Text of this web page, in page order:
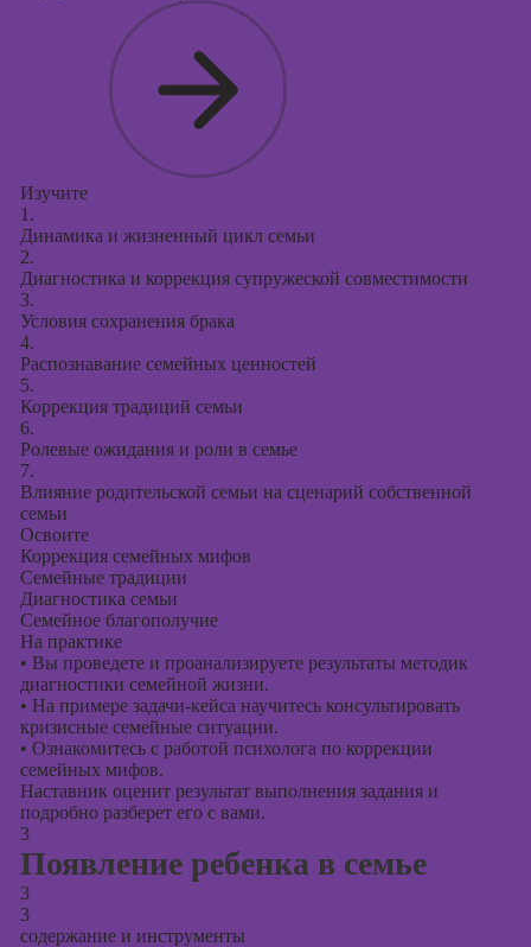
Изучите
1.
Динамика и жизненный цикл семьи
2.
Диагностика и коррекция супружеской совместимости
3.
Условия сохранения брака
4.
Распознавание семейных ценностей
5.
Коррекция традиций семьи
6.
Ролевые ожидания и роли в семье
7.
Влияние родительской семьи на сценарий собственной
семьи
Освоите
Коррекция семейных мифов
Семейные традиции
Диагностика семьи
Семейное благополучие
На практике
• Вы проведете и проанализируете результаты методик
диагностики семейной жизни.
• На примере задачи-кейса научитесь консультировать
кризисные семейные ситуации.
• Ознакомитесь с работой психолога по коррекции
семейных мифов.
Наставник оценит результат выполнения задания и
подробно разберет его с вами.
3
Появление ребенка в семье
3
3
содержание и инструменты